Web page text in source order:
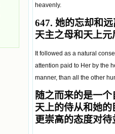
heavenly.
647. 她的忘却和
天主之母和天上
It followed as a natural
attention paid to Her by the
manner, than all the other
随之而来的是一个
天上的侍从和她
更崇高的态度对